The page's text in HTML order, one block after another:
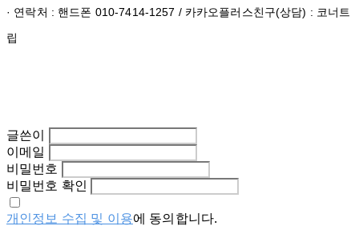
· 연락처 : 핸드폰 010-7414-1257 / 카카오플러스친구(상담) : 코너트
립
글쓴이
이메일
비밀번호
비밀번호 확인
개인정보 수집 및 이용에 동의합니다.